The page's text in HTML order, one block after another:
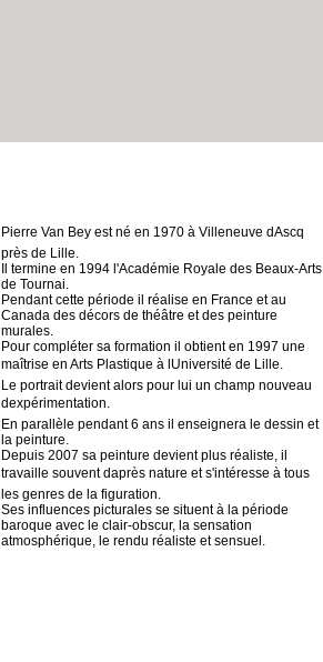
Pierre Van Bey est né en 1970 à Villeneuve dAscq
près de Lille.
Il termine en 1994 l'Académie Royale des Beaux-Arts
de Tournai.
Pendant cette période il réalise en France et au
Canada des décors de théâtre et des peinture
murales.
Pour compléter sa formation il obtient en 1997 une
maîtrise en Arts Plastique à lUniversité de Lille.
Le portrait devient alors pour lui un champ nouveau
dexpérimentation.
En parallèle pendant 6 ans il enseignera le dessin et
la peinture.
Depuis 2007 sa peinture devient plus réaliste, il
travaille souvent daprès nature et s'intéresse à tous
les genres de la figuration.
Ses influences picturales se situent à la période
baroque avec le clair-obscur, la sensation
atmosphérique, le rendu réaliste et sensuel.